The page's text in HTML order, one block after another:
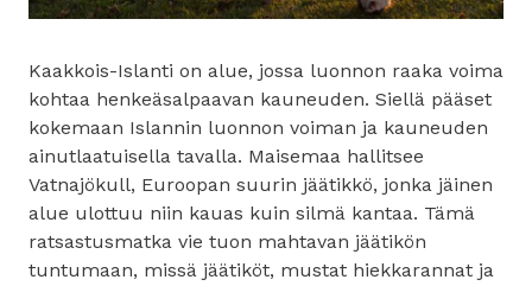
Kaakkois-Islanti on alue, jossa luonnon raaka voima
kohtaa henkeäsalpaavan kauneuden. Siellä pääset
kokemaan Islannin luonnon voiman ja kauneuden
ainutlaatuisella tavalla. Maisemaa hallitsee
Vatnajökull, Euroopan suurin jäätikkö, jonka jäinen
alue ulottuu niin kauas kuin silmä kantaa. Tämä
ratsastusmatka vie tuon mahtavan jäätikön
tuntumaan, missä jäätiköt, mustat hiekkarannat ja